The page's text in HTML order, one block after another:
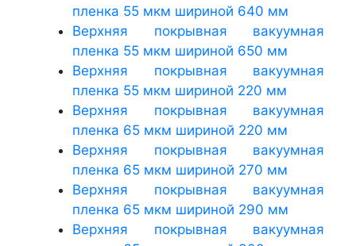
пленка 55 мкм шириной 640 мм
Верхняя покрывная вакуумная
пленка 55 мкм шириной 650 мм
Верхняя покрывная вакуумная
пленка 55 мкм шириной 220 мм
Верхняя покрывная вакуумная
пленка 65 мкм шириной 220 мм
Верхняя покрывная вакуумная
пленка 65 мкм шириной 270 мм
Верхняя покрывная вакуумная
пленка 65 мкм шириной 290 мм
Верхняя покрывная вакуумная